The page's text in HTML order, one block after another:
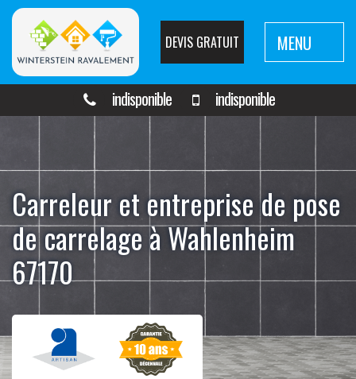
DEVIS GRATUIT MENU
indisponible indisponible
Carreleur et entreprise de pose
de carrelage à Wahlenheim
67170